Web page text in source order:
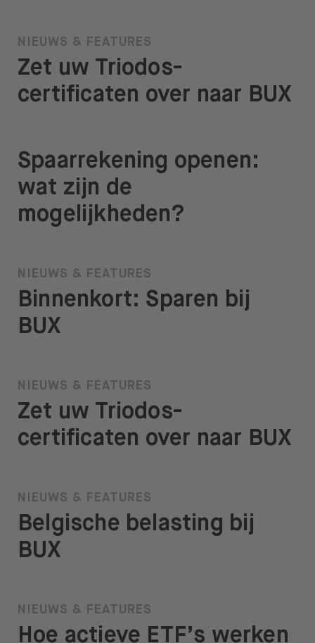
NIEUWS & FEATURES
Zet uw Triodos-
certificaten over naar BUX
Spaarrekening openen:
wat zijn de
mogelijkheden?
NIEUWS & FEATURES
Binnenkort: Sparen bij
BUX
NIEUWS & FEATURES
Zet uw Triodos-
certificaten over naar BUX
NIEUWS & FEATURES
Belgische belasting bij
BUX
NIEUWS & FEATURES
Hoe actieve ETF’s werken